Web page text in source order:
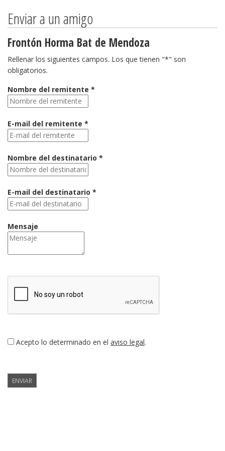
Enviar a un amigo
Frontón Horma Bat de Mendoza
Rellenar los siguientes campos. Los que tienen "*" son
obligatorios.
Nombre del remitente *
E-mail del remitente *
Nombre del destinatario *
E-mail del destinatario *
Mensaje
Acepto lo determinado en el aviso legal.
ENVIAR